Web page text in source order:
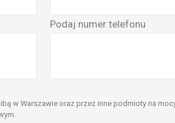
Podaj numer telefonu
w Warszawie oraz przez inne podmioty na
.